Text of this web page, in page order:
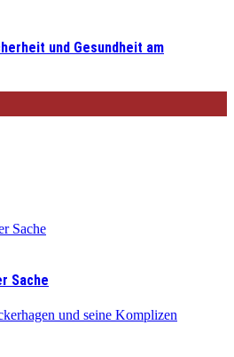
und Gesundheit am
Sache